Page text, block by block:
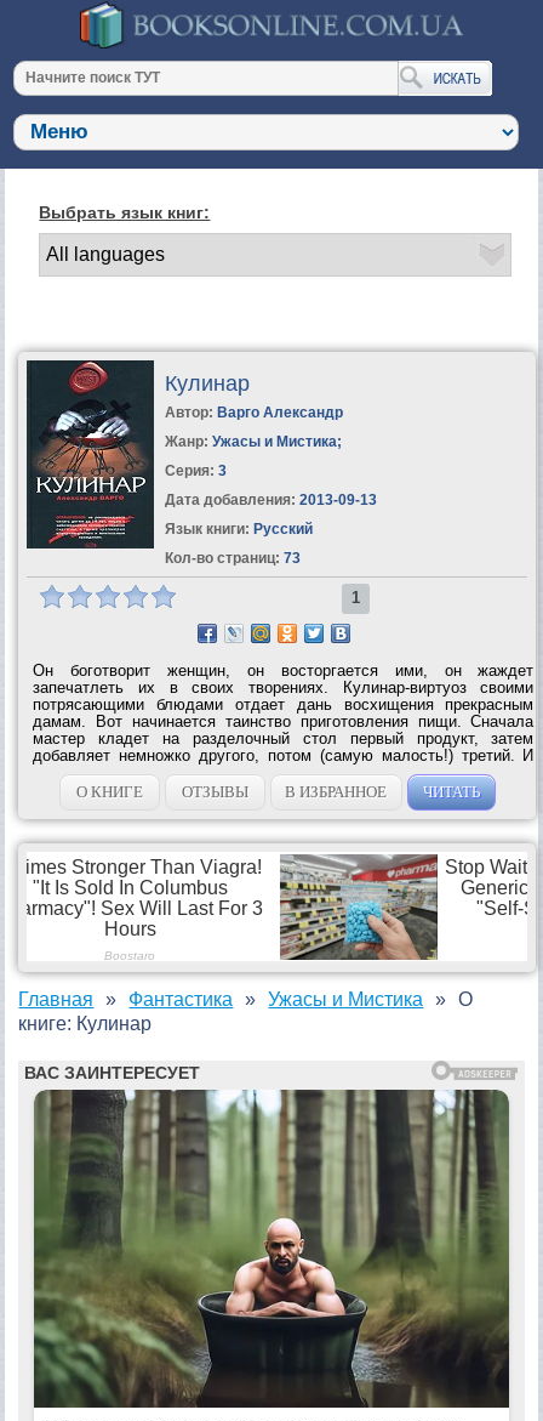
Выбрать язык книг:
Кулинар
Автор: Варго Александр
Жанр: Ужасы и Мистика;
Серия: 3
Дата добавления: 2013-09-13
Язык книги: Русский
Кол-во страниц: 73
1
Он боготворит женщин, он восторгается ими, он жаждет
запечатлеть их в своих творениях. Кулинар-виртуоз своими
потрясающими блюдами отдает дань восхищения прекрасным
дамам. Вот начинается таинство приготовления пищи. Сначала
мастер кладет на разделочный стол первый продукт, затем
добавляет немножко другого, потом (самую малость!) третий. И
все это заливает пикантным соусом… Мэтру нет равных в этом
деле, процесс напоминает...
О КНИГЕ ОТЗЫВЫ В ИЗБРАННОЕ ЧИТАТЬ
Главная Фантастика Ужасы и Мистика
О
книге: Кулинар